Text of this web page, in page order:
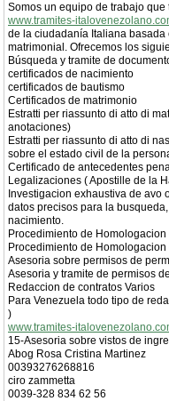
Somos un equipo de trabajo
www.tramites-
de la ciudadanía Italiana
matrimonial. Ofrecemos los
Búsqueda y tramite de
certificados de nacimiento
certificados de bautismo
Certificados de matrimonio
Estratti per riassunto di atto di
anotaciones)
Estratti per riassunto di atto di
sobre el estado civil de la
Certificado de antecedentes
Legalizaciones ( Apostille de la
Investigacion exhaustiva de avo
datos precisos para la
nacimiento.
Procedimiento de
Procedimiento de
Asesoria sobre permisos de
Asesoria y tramite de permisos
Redaccion de contratos Varios
Para Venezuela todo tipo de
)
www.tramites-
15-Asesoria sobre vistos de
Abog Rosa Cristina Martinez
00393276268816
ciro zammetta
0039-328 834 62 56